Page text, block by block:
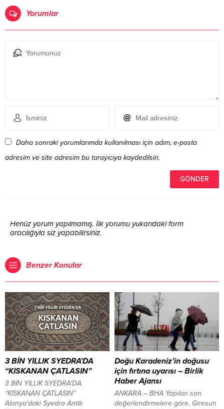
Yorumlar
Daha sonraki yorumlarımda kullanılması için adım, e-posta
adresim ve site adresim bu tarayıcıya kaydedilsin.
Henüz yorum yapılmamış. İlk yorumu yukarıdaki form
aracılığıyla siz yapabilirsiniz.
Benzer Konular
3 BİN YILLIK SYEDRA’DA
“KISKANAN ÇATLASIN”
3 BİN YILLIK SYEDRA’DA
“KISKANAN ÇATLASIN”
Alanya’daki Syedra Antik
Doğu Karadeniz’in doğusu
için fırtına uyarısı – Birlik
Haber Ajansı
ANKARA – BHA Yapılan son
değerlendirmelere göre, Giresun